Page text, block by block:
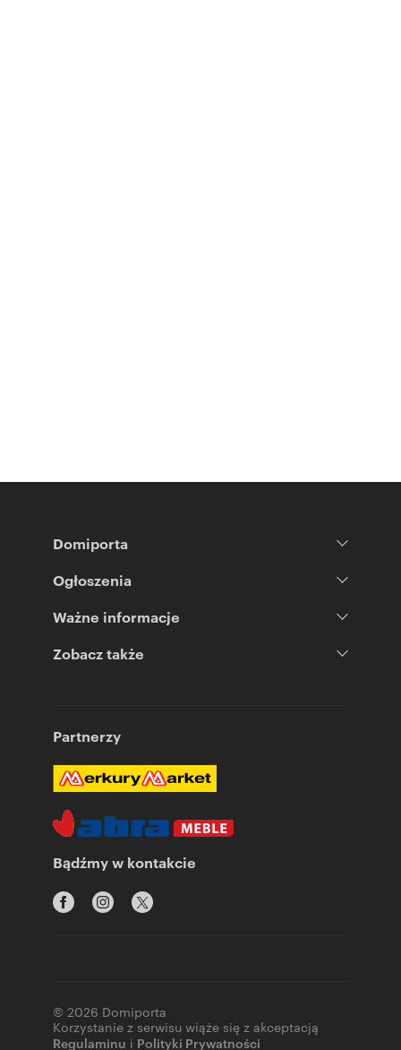
Domiporta
Ogłoszenia
Ważne informacje
Zobacz także
Partnerzy
Bądźmy w kontakcie
© 2026 Domiporta
Korzystanie z serwisu wiąże się z akceptacją
Regulaminu i Polityki Prywatności